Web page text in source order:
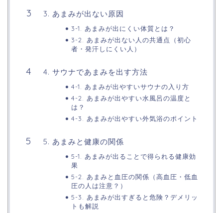
3. あまみが出ない原因
3-1. あまみが出にくい体質とは？
3-2. あまみが出ない人の共通点（初心
者・発汗しにくい人）
4. サウナであまみを出す方法
4-1. あまみが出やすいサウナの入り方
4-2. あまみが出やすい水風呂の温度と
は？
4-3. あまみが出やすい外気浴のポイント
5. あまみと健康の関係
5-1. あまみが出ることで得られる健康効
果
5-2. あまみと血圧の関係（高血圧・低血
圧の人は注意？）
5-3. あまみが出すぎると危険？デメリッ
トも解説